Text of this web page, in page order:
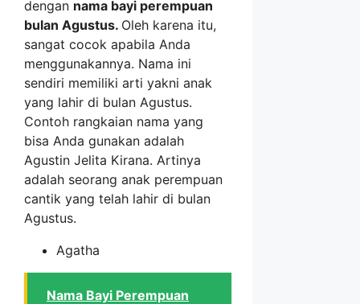
dengan nama bayi perempuan
bulan Agustus. Oleh karena itu,
sangat cocok apabila Anda
menggunakannya. Nama ini
sendiri memiliki arti yakni anak
yang lahir di bulan Agustus.
Contoh rangkaian nama yang
bisa Anda gunakan adalah
Agustin Jelita Kirana. Artinya
adalah seorang anak perempuan
cantik yang telah lahir di bulan
Agustus.
Agatha
Nama Bayi Perempuan